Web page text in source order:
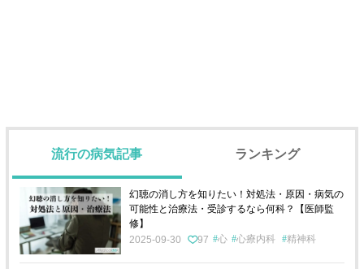
流行の病気記事 ランキング
幻聴の消し方を知りたい！対処法・原因・病気の
可能性と治療法・受診するなら何科？【医師監
修】
2025-09-30
97 心 心療内科 精神科